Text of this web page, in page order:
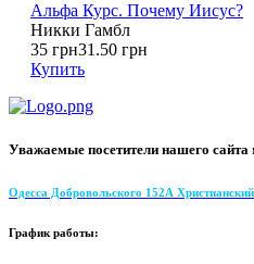
Альфа Курс. Почему Иисус?
Никки Гамбл
35 грн31.50 грн
Купить
Уважаемые посетители нашего
Одесса Добровольского 152А
График работы: